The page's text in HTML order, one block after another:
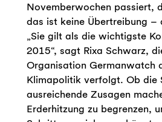
Novemberwochen passiert,
das ist keine Übertreibung –
„Sie gilt als die wichtigste
2015“, sagt Rixa Schwarz,
Organisation Germanwatch
Klimapolitik verfolgt. Ob die
ausreichende Zusagen
Erderhitzung zu begrenzen,